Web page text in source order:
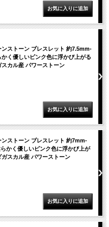
ストーン ブレスレット 約7.5mm-
く優しいピンク色に浮かび上がる
カル産 パワーストーン
ストーン ブレスレット 約7mm-
かく優しいピンク色に浮かび上が
スカル産 パワーストーン